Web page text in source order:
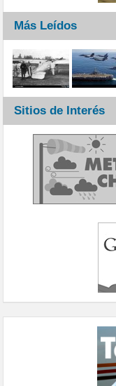
Más Leídos
Sitios de Interés